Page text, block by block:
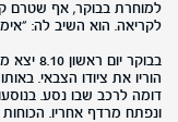
למוחרת בבוקר, אף שטרם
לקריאה. הוא השיב לה:
בבוקר
הוריו את ציודו הצבאי.
ונפתח מרדף אחריו. הכוחות